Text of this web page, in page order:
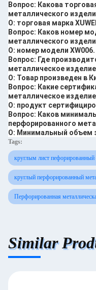
Вопрос: Какова
металлического
О: торговая марка
Вопрос: Каков номер
металлического
О: номер модели XW006.
Вопрос: Где
металлическое
О: Товар произведен в
Вопрос: Какие
металлическое
О: продукт
Вопрос: Каков
перфорированного
О: Минимальный объем
Tags:
круглым лист пефорированный
круглый перфорированный
Перфорированная
Similar